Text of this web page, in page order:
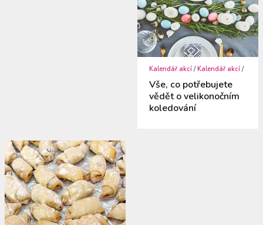
Kalendář akcí /Kalendář akcí /
Vše, co potřebujete
vědět o velikonočním
koledování